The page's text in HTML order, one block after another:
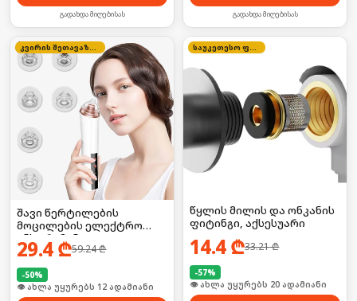
გადახდა მიღებისას გადახდა მიღებისას
კვირის შეთავაზება
შავი წერტილების
მოცილების ელექტრო
ინსტრუმენტი
29.4₾59.24₾
-50%
🛒 ბოლო 24სთ-ში იყიდა 15-მა
საუკეთესო ფასი
წყლის მილის და ონკანის
ფიტინგი, აქსესუარი
14.4₾33.21₾
-57%
🛒 ბოლო 24სთ-ში იყიდა 26-მა